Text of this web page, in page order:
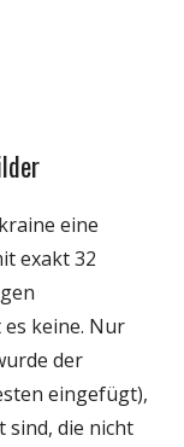
eine
exakt 32
keine. Nur
der
eingefügt),
sind, die nicht